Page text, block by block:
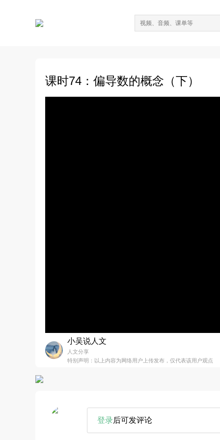
课时74：偏导数的概念（下）
小吴说人文
人文分享
特别声明：以上内容为网络用户上传发布，仅代表该用户观点
登录后可发评论